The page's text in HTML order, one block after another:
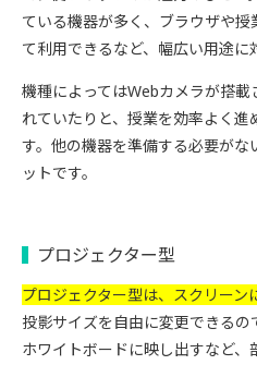
ている機器が多く、ブラウザや
て利用できるなど、幅広い用途に
機種によってはWebカメラが搭
れていたりと、授業を効率よく
す。他の機器を準備する必要がな
ットです。
プロジェクター型
プロジェクター型は、スクリーン
投影サイズを自由に変更できる
ホワイトボードに映し出すなど